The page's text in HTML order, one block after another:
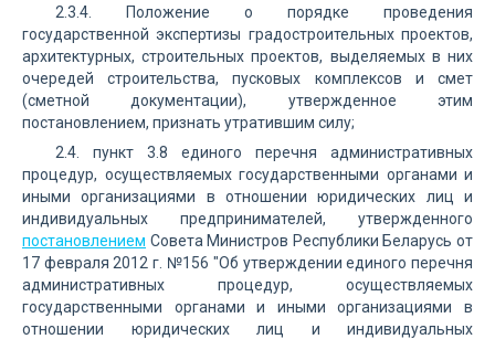
2.3.4. Положение о порядке проведения
государственной экспертизы градостроительных проектов,
архитектурных, строительных проектов, выделяемых в них
очередей строительства, пусковых комплексов и смет
(сметной документации), утвержденное этим
постановлением, признать утратившим силу;
2.4. пункт 3.8 единого перечня административных
процедур, осуществляемых государственными органами и
иными организациями в отношении юридических лиц и
индивидуальных предпринимателей, утвержденного
постановлением Совета Министров Республики Беларусь от
17 февраля 2012 г. №156 "Об утверждении единого перечня
административных процедур, осуществляемых
государственными органами и иными организациями в
отношении юридических лиц и индивидуальных